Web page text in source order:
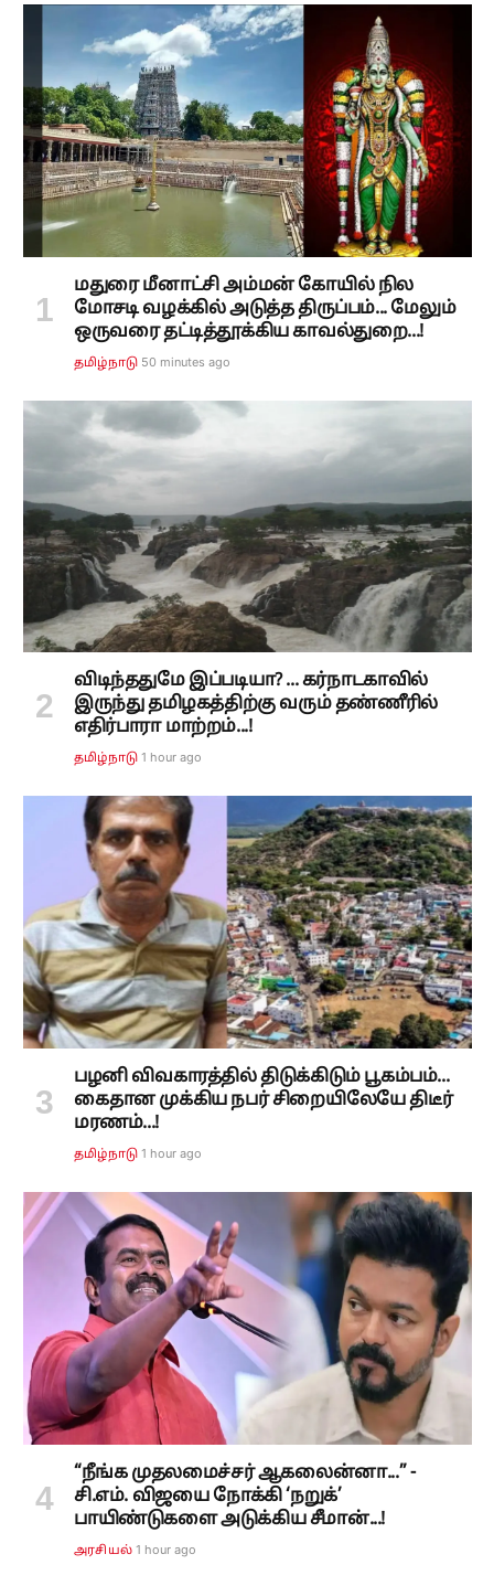
மதுரை மீனாட்சி அம்மன் கோயில் நில
மோசடி வழக்கில் அடுத்த திருப்பம்... மேலும்
ஒருவரை தட்டித்தூக்கிய காவல்துறை...!
தமிழ்நாடு 50 minutes ago
விடிந்ததுமே இப்படியா? ... கர்நாடகாவில்
இருந்து தமிழகத்திற்கு வரும் தண்ணீரில்
எதிர்பாரா மாற்றம்...!
தமிழ்நாடு 1 hour ago
பழனி விவகாரத்தில் திடுக்கிடும் பூகம்பம்...
கைதான முக்கிய நபர் சிறையிலேயே திடீர்
மரணம்...!
தமிழ்நாடு 1 hour ago
“நீங்க முதலமைச்சர் ஆகலைன்னா...” -
சி.எம். விஜயை நோக்கி ‘நறுக்’
பாயிண்டுகளை அடுக்கிய சீமான்...!
அரசியல் 1 hour ago